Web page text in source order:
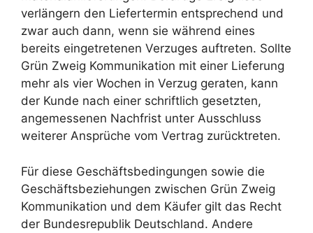
verlängern den Liefertermin entsprechend und
zwar auch dann, wenn sie während eines
bereits eingetretenen Verzuges auftreten. Sollte
Grün Zweig Kommunikation mit einer Lieferung
mehr als vier Wochen in Verzug geraten, kann
der Kunde nach einer schriftlich gesetzten,
angemessenen Nachfrist unter Ausschluss
weiterer Ansprüche vom Vertrag zurücktreten.
Für diese Geschäftsbedingungen sowie die
Geschäftsbeziehungen zwischen Grün Zweig
Kommunikation und dem Käufer gilt das Recht
der Bundesrepublik Deutschland. Andere